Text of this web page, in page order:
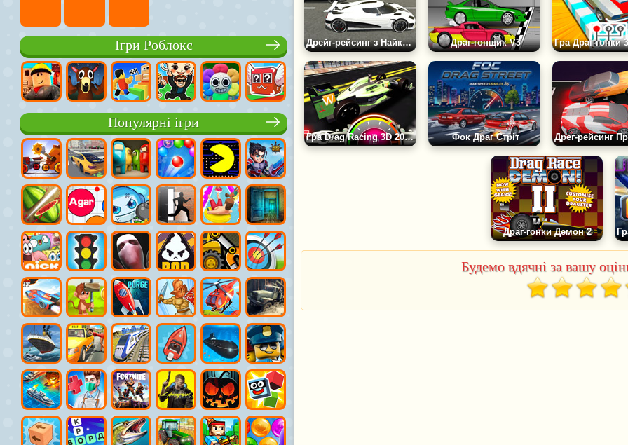
Ігри Роблокс
Популярні ігри
Дрейг-рейсинг з Найкращими Автомобілями Драг-гонщик V3
Гра Drag Racing 3D 2021: Гоночні Боліди Фок Драг Стріт
Драг-гонки Демон 2
Будемо вдячні за вашу